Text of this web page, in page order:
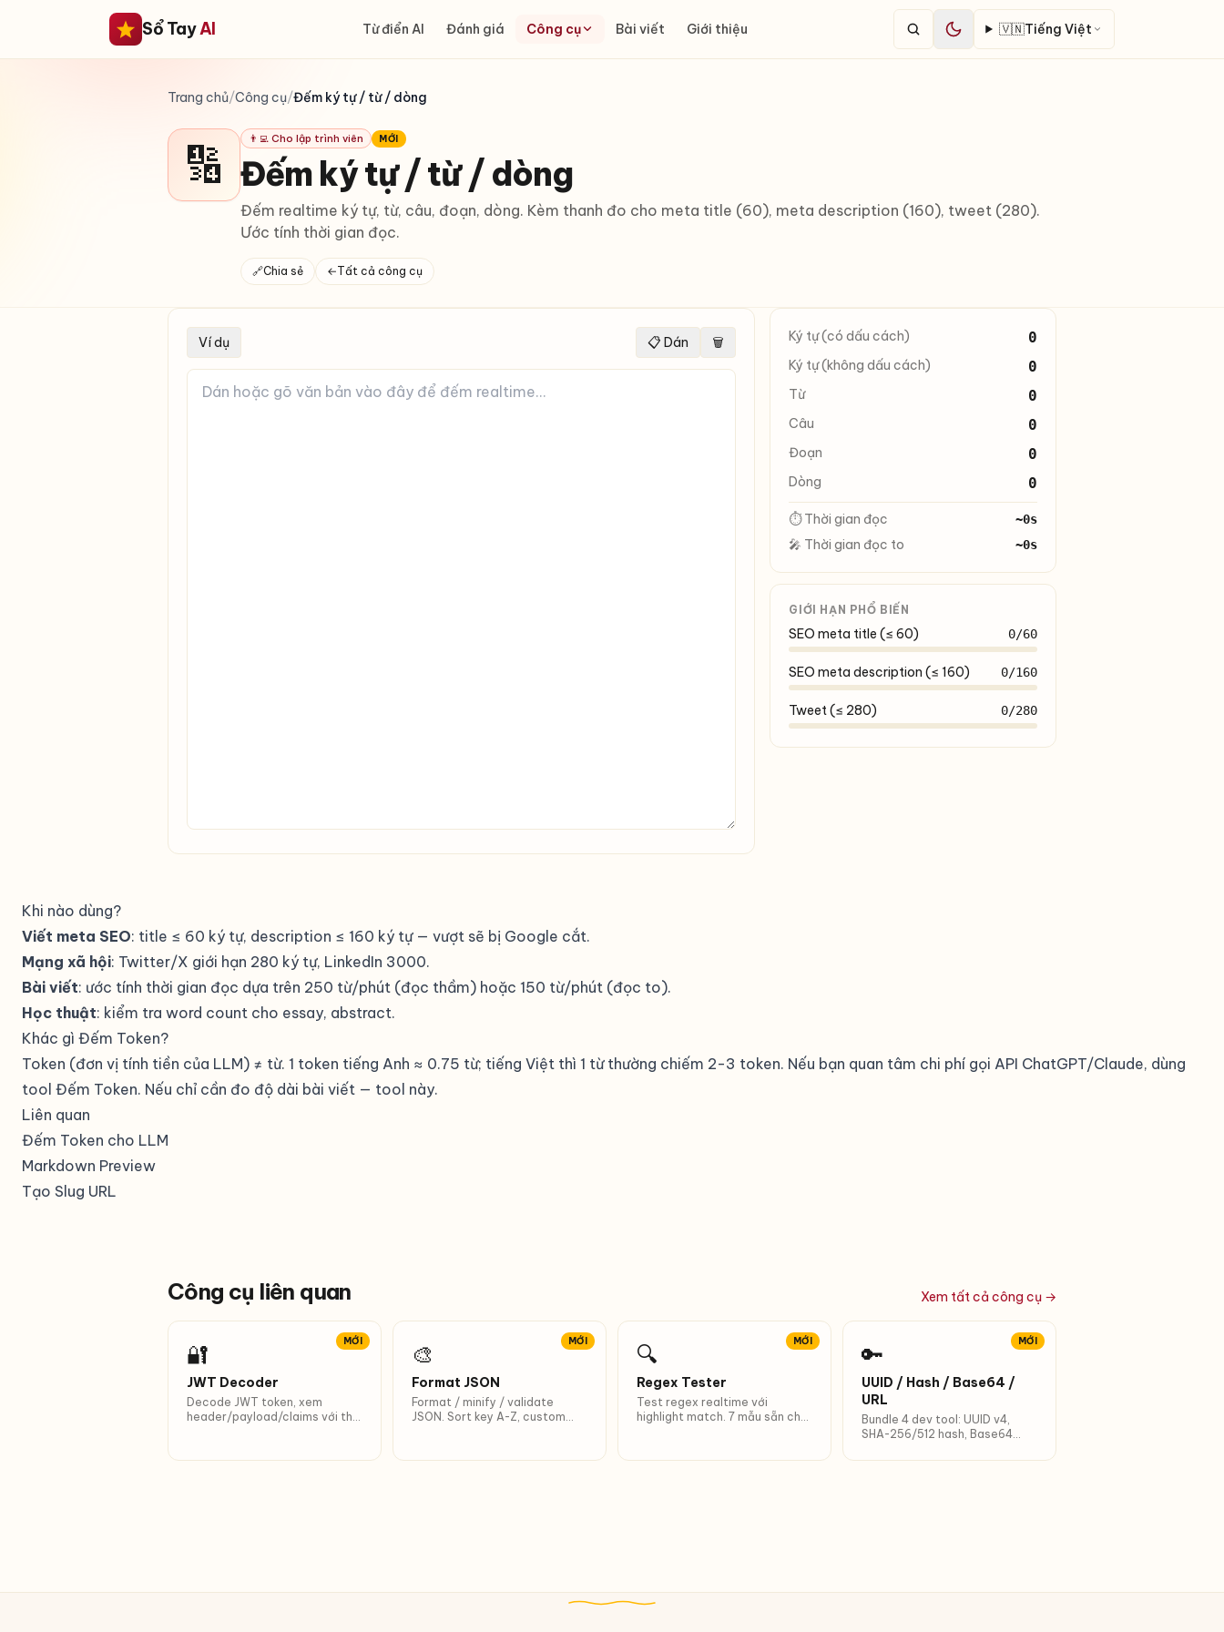
Sổ TayAI Từ điển AI Đánh giá Công cụ Bài viết Giới thiệu 🇻🇳Tiếng Việt
Trang chủ/Công cụ/Đếm ký tự / từ / dòng
🔢 👨‍💻 Cho lập trình viên MỚI
Đếm ký tự / từ / dòng
Đếm realtime ký tự, từ, câu, đoạn, dòng. Kèm thanh đo cho meta title (60), meta description (160), tweet (280).
Ước tính thời gian đọc.
🔗Chia sẻ ←Tất cả công cụ
Ví dụ 📋 Dán 🗑 Ký tự (có dấu cách) 0
Ký tự (không dấu cách) 0
Từ 0
Câu 0
Đoạn 0
Dòng 0
⏱ Thời gian đọc ~0s
🎤 Thời gian đọc to ~0s
GIỚI HẠN PHỔ BIẾN
SEO meta title (≤ 60) 0/60
SEO meta description (≤ 160) 0/160
Tweet (≤ 280) 0/280
Khi nào dùng?
Viết meta SEO: title ≤ 60 ký tự, description ≤ 160 ký tự — vượt sẽ bị Google cắt.
Mạng xã hội: Twitter/X giới hạn 280 ký tự, LinkedIn 3000.
Bài viết: ước tính thời gian đọc dựa trên 250 từ/phút (đọc thầm) hoặc 150 từ/phút (đọc to).
Học thuật: kiểm tra word count cho essay, abstract.
Khác gì Đếm Token?
Token (đơn vị tính tiền của LLM) ≠ từ. 1 token tiếng Anh ≈ 0.75 từ; tiếng Việt thì 1 từ thường chiếm 2-3 token. Nếu bạn quan tâm chi phí gọi API ChatGPT/Claude, dùng
tool Đếm Token. Nếu chỉ cần đo độ dài bài viết — tool này.
Liên quan
Đếm Token cho LLM
Markdown Preview
Tạo Slug URL
Công cụ liên quan Xem tất cả công cụ →
MỚI
🔐
JWT Decoder
Decode JWT token, xem
header/payload/claims với thời
MỚI
🎨
Format JSON
Format / minify / validate
JSON. Sort key A-Z, custom
MỚI
🔍
Regex Tester
Test regex realtime với
highlight match. 7 mẫu sẵn cho
MỚI
🔑
UUID / Hash / Base64 /
URL
Bundle 4 dev tool: UUID v4,
SHA-256/512 hash, Base64